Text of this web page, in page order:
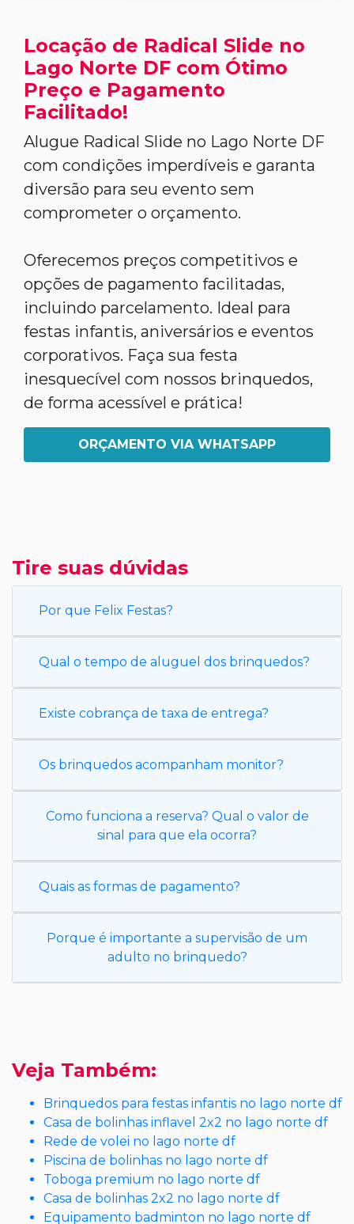
Locação de Radical Slide no
Lago Norte DF com Ótimo
Preço e Pagamento
Facilitado!
Alugue Radical Slide no Lago Norte DF
com condições imperdíveis e garanta
diversão para seu evento sem
comprometer o orçamento.
Oferecemos preços competitivos e
opções de pagamento facilitadas,
incluindo parcelamento. Ideal para
festas infantis, aniversários e eventos
corporativos. Faça sua festa
inesquecível com nossos brinquedos,
de forma acessível e prática!
ORÇAMENTO VIA WHATSAPP
Tire suas dúvidas
Por que Felix Festas?
Qual o tempo de aluguel dos brinquedos?
Existe cobrança de taxa de entrega?
Os brinquedos acompanham monitor?
Como funciona a reserva? Qual o valor de
sinal para que ela ocorra?
Quais as formas de pagamento?
Porque é importante a supervisão de um
adulto no brinquedo?
Veja Também:
Brinquedos para festas infantis no lago norte df
Casa de bolinhas inflavel 2x2 no lago norte df
Rede de volei no lago norte df
Piscina de bolinhas no lago norte df
Toboga premium no lago norte df
Casa de bolinhas 2x2 no lago norte df
Equipamento badminton no lago norte df